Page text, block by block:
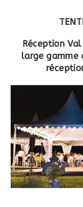
Réception
large gamme